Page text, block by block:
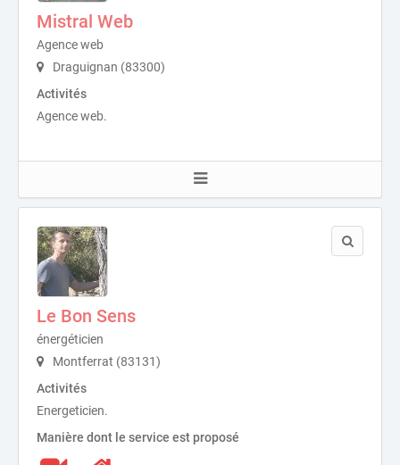
Mistral Web
Agence web
Draguignan (83300)
Activités
Agence web.
Le Bon Sens
énergéticien
Montferrat (83131)
Activités
Energeticien.
Manière dont le service est proposé